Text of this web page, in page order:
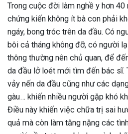
Trong cuộc đời làm nghề y hơn
chứng kiến không ít bà con phải
ngáy, bong tróc trên da đầu. Có
bôi cả tháng không đỡ, có người
thông thường nên chủ quan, để
da đầu lở loét mới tìm đến bác sĩ.
vảy nến da đầu cũng như các
gàu… khiến nhiều người gặp khó
Điều này khiến việc chữa trị sai
quả mà còn làm tăng nặng các